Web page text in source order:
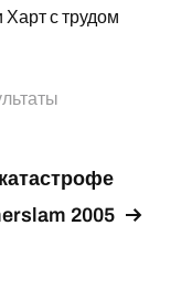
с трудом
2005